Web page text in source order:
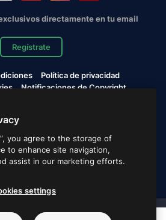
directamente en tu email
Regístrate
Política de privacidad
Notificaciones de Copyright
Freepik Company S.L.U. Todos los
reservados.
de Magnific
you agree to the storage of
to enhance site navigation,
assist in our marketing efforts.
settings